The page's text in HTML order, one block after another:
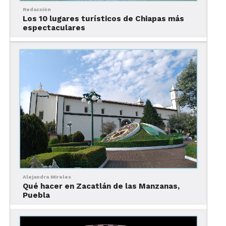
2. Qué hacer en Puerto
Vallarta – Visitar la
Parroquia de Nuestra
Señora de Guadalupe
Redacción
Los 10 lugares turísticos de Chiapas más
espectaculares
Alejandra Mireles
Qué hacer en Zacatlán de las Manzanas,
Puebla